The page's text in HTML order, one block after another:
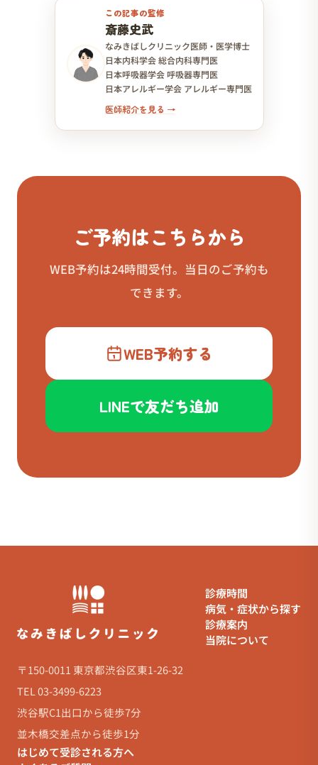
この記事の監修
斎藤史武
なみきばしクリニック医師・医学博士
日本内科学会 総合内科専門医
日本呼吸器学会 呼吸器専門医
日本アレルギー学会 アレルギー専門医
医師紹介を見る →
ご予約はこちらから
WEB予約は24時間受付。当日のご予約も
できます。
WEB予約する
LINEで友だち追加
〒150-0011 東京都渋谷区東1-26-32
TEL 03-3499-6223
渋谷駅C1出口から徒歩7分
並木橋交差点から徒歩1分
診療時間
病気・症状から探す
診療案内
当院について
はじめて受診される方へ